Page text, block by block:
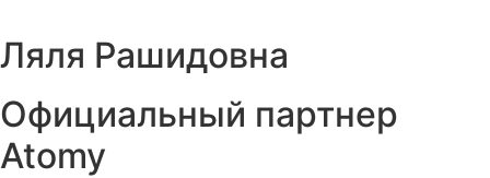
к
содержимому
Ляля Рашидовна
Официальный партнер
Atomy